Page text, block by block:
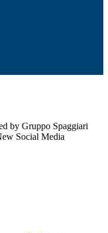
by Gruppo Spaggiari
Social Media